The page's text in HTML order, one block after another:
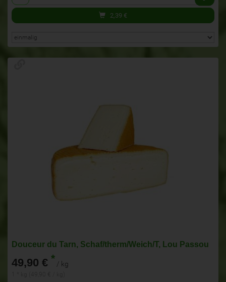
2,39 €
Douceur du Tarn, Schaf/therm/Weich/T, Lou Passou
49,90 € * / kg